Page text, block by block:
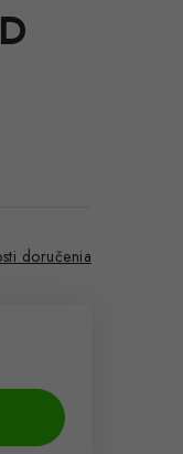
doručenia